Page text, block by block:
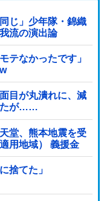
じ」少年隊・錦織
流の演出論
テなかったです」
目が丸潰れに、減
たが……
堂、熊本地震を受
用地域） 義援金
捨てた」